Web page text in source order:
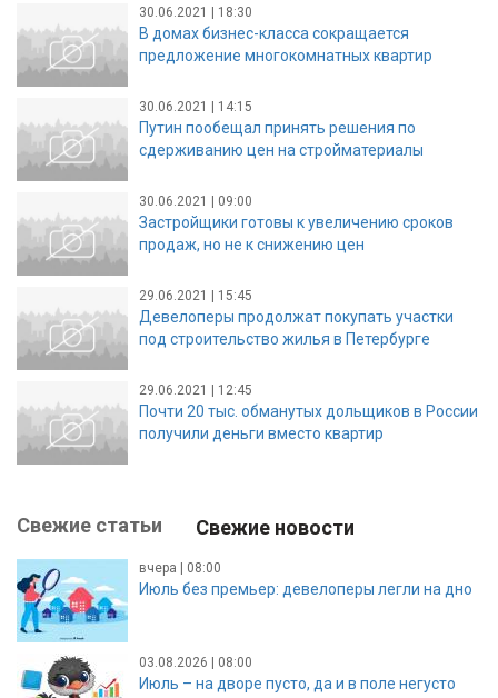
30.06.2021 | 18:30
В домах бизнес-класса сокращается
предложение многокомнатных квартир
30.06.2021 | 14:15
Путин пообещал принять решения по
сдерживанию цен на стройматериалы
30.06.2021 | 09:00
Застройщики готовы к увеличению сроков
продаж, но не к снижению цен
29.06.2021 | 15:45
Девелоперы продолжат покупать участки
под строительство жилья в Петербурге
29.06.2021 | 12:45
Почти 20 тыс. обманутых дольщиков в России
получили деньги вместо квартир
Свежие статьи Свежие новости
вчера | 08:00
Июль без премьер: девелоперы легли на дно
03.08.2026 | 08:00
Июль – на дворе пусто, да и в поле негусто